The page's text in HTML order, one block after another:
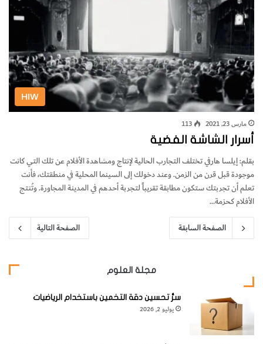
HIW
مارس 23, 2021 113
أسرار الشاشة الفضية
بقلم: إيلسا هارفي تختلف التجارب الحالية لإنتاج ومشاهدة الأفلام عن تلك التي كانت
موجودة قبل قرن من الزمن. وعند دخولك إلى السينما المحلية في منطقتك، فأنت
تعلم أن تجربتك ستكون مطابقة تقريباً لتجربة أحدهم في المدينة المجاورة. وتُنتج
الأفلام كحزمة…
الصفحة السابقة
الصفحة التالية
مجلة العلوم
سرُّ تحسين دقة التخمين باستخدام الرياضيات
يوليو 2, 2026